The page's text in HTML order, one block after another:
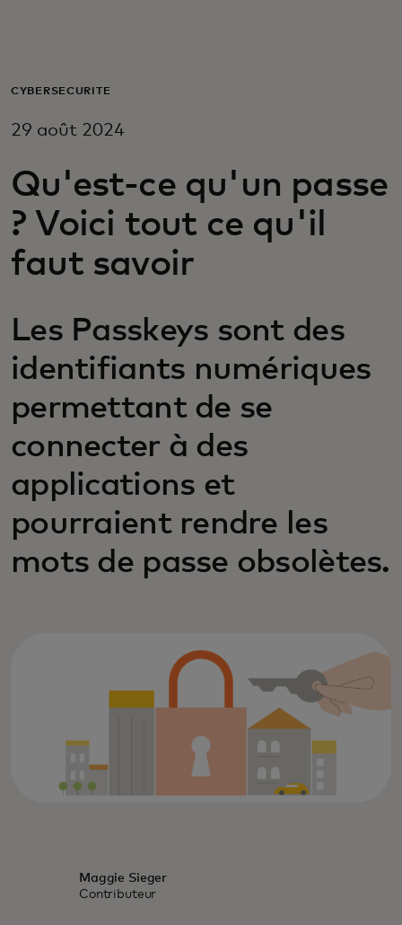
Pour les entreprises
Pour les innovateurs
Actualités et tendances
CYBERSÉCURITÉ
29 août 2024
Qu'est-ce qu'un passe
? Voici tout ce qu'il
faut savoir
Les Passkeys sont des
identifiants numériques
permettant de se
connecter à des
applications et
pourraient rendre les
mots de passe obsolètes.
Maggie Sieger
Contributeur